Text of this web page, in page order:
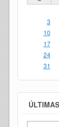
3
10
17
24
31